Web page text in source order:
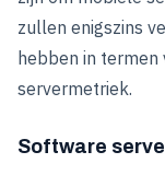
zullen enigszins
hebben in termen
servermetriek.
Software